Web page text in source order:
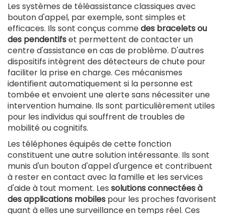
Les systèmes de téléassistance classiques avec
bouton d'appel, par exemple, sont simples et
efficaces. Ils sont conçus commedes bracelets ou
des pendentifset permettent de contacter un
centre d'assistance en cas de problème. D'autres
dispositifs intègrent des détecteurs de chute pour
faciliter la prise en charge. Ces mécanismes
identifient automatiquement si la personne est
tombée et envoient une alerte sans nécessiter une
intervention humaine. Ils sont particulièrement utiles
pour les individus qui souffrent de troubles de
mobilité ou cognitifs.
Les téléphones équipés de cette fonction
constituent une autre solution intéressante. Ils sont
munis d'un bouton d'appel d'urgence et contribuent
à rester en contact avec la famille et les services
d'aide à tout moment. Les solutions connectées à
des applications mobiles pour les proches favorisent
quant à elles une surveillance en temps réel. Ces